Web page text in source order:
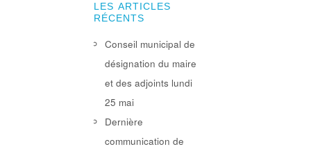
LES ARTICLES
RÉCENTS
Conseil municipal de
désignation du maire
et des adjoints lundi
25 mai
Dernière
communication de